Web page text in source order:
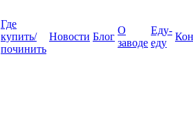
Где
купить/
починить
Новости Блог
О
заводе
Еду-
еду